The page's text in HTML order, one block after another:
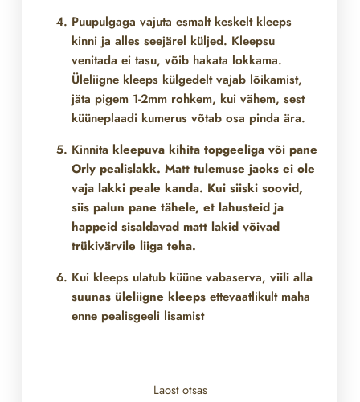
Puupulgaga vajuta esmalt keskelt kleeps
kinni ja alles seejärel küljed. Kleepsu
venitada ei tasu, võib hakata lokkama.
Üleliigne kleeps külgedelt vajab lõikamist,
jäta pigem 1-2mm rohkem, kui vähem, sest
küüneplaadi kumerus võtab osa pinda ära.
Kinnitakleepuva kihita topgeeliga või pane
Orly pealislakk. Matt tulemuse jaoks ei ole
vaja lakki peale kanda. Kui siiski soovid,
siis palun pane tähele, et lahusteid ja
happeid sisaldavad matt lakid võivad
trükivärvile liiga teha.
Kui kleeps ulatub küüne vabaserva,viili alla
suunas üleliigne kleeps ettevaatlikult maha
enne pealisgeeli lisamist
Laost otsas